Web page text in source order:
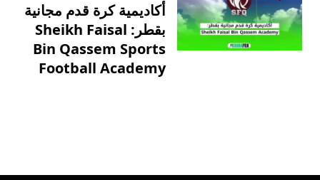
أكاديمية كرة قدم مجانية
بقطر: Sheikh Faisal
Bin Qassem Sports
Football Academy